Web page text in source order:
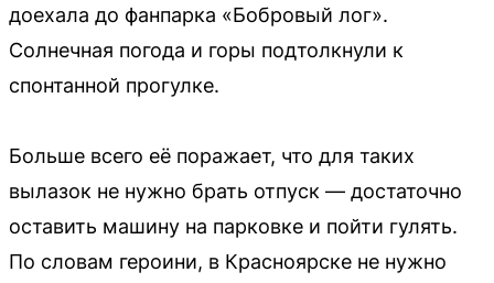
доехала до фанпарка «Бобровый лог».
Солнечная погода и горы подтолкнули к
спонтанной прогулке.
Больше всего её поражает, что для таких
вылазок не нужно брать отпуск — достаточно
оставить машину на парковке и пойти гулять.
По словам героини, в Красноярске не нужно